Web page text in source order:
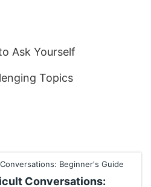
Ask Yourself
Topics
Conversations: